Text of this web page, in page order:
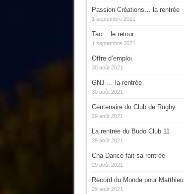
Passion Créations… la rentrée
1 septembre 2021
Tac …le retour
1 septembre 2021
Offre d’emploi
30 août 2021
GNJ … la rentrée
30 août 2021
Centenaire du Club de Rugby
29 août 2021
La rentrée du Budo Club 11
29 août 2021
Cha Dance fait sa rentrée
29 août 2021
Record du Monde pour Matthieu
29 août 2021